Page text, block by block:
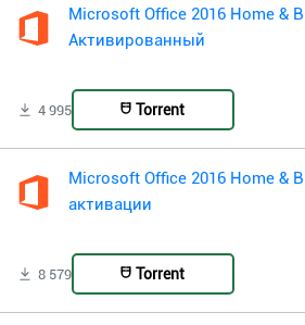
Microsoft Office 2016 Home &
Активированный
4 995 Torrent
Microsoft Office 2016 Home &
активации
8 579 Torrent